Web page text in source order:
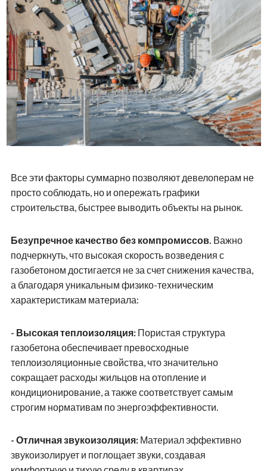
Все эти факторы суммарно позволяют девелоперам не
просто соблюдать, но и опережать графики
строительства, быстрее выводить объекты на рынок.
Безупречное качество без компромиссов. Важно
подчеркнуть, что высокая скорость возведения с
газобетоном достигается не за счет снижения качества,
а благодаря уникальным физико-техническим
характеристикам материала:
- Высокая теплоизоляция:Пористая структура
газобетона обеспечивает превосходные
теплоизоляционные свойства, что значительно
сокращает расходы жильцов на отопление и
кондиционирование, а также соответствует самым
строгим нормативам по энергоэффективности.
- Отличная звукоизоляция:Материал эффективно
звукоизолирует и поглощает звуки, создавая